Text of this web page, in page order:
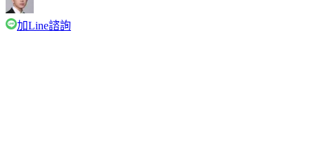
加Line諮詢